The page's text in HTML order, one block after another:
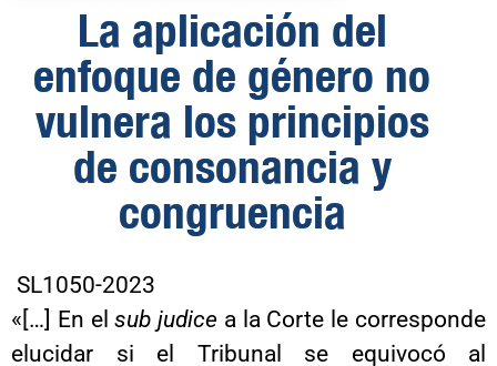
La aplicación del
enfoque de género no
vulnera los principios
de consonancia y
congruencia
SL1050-2023
«[…] En elsub judice a la Corte le corresponde
elucidar si el Tribunal se equivocó al